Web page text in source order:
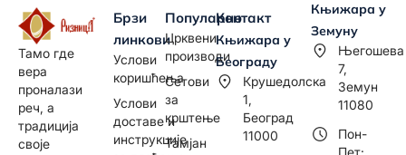
Тамо где
вера
проналази
реч, а
традиција
своје
Брзи
линкови
Услови
коришћења
Услови
доставе и
инструкције
Популарно
Црквени
производи
Сетови
за
крштење
Тамјан
Контакт
Књижара у
Београду
Крушедолска
1,
Београд
11000
Књижара у
Земуну
Његошева
7,
Земун
11080
Пон-